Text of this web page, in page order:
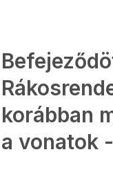
korábban
a vonatok